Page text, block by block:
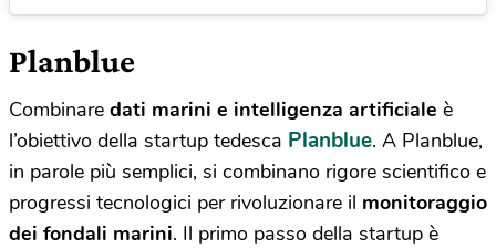
Planblue
Combinare dati marini e intelligenza artificiale è
l’obiettivo della startup tedesca Planblue. A Planblue,
in parole più semplici, si combinano rigore scientifico e
progressi tecnologici per rivoluzionare il monitoraggio
dei fondali marini. Il primo passo della startup è